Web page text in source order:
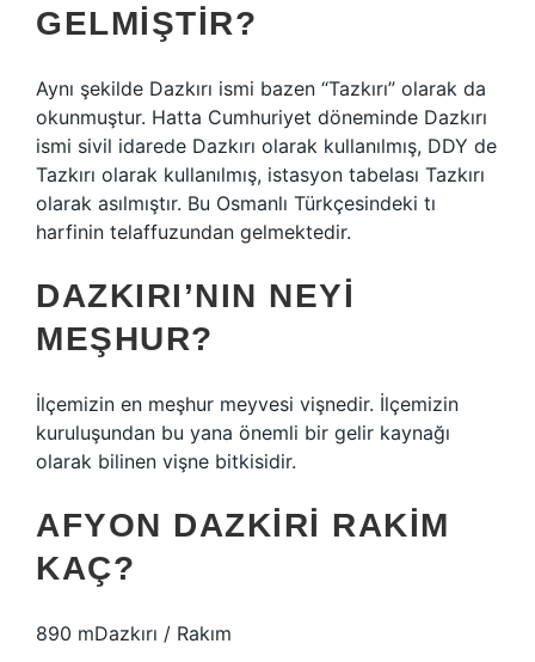
GELMIŞTIR?
Aynı şekilde Dazkırı ismi bazen “Tazkırı” olarak da
okunmuştur. Hatta Cumhuriyet döneminde Dazkırı
ismi sivil idarede Dazkırı olarak kullanılmış, DDY de
Tazkırı olarak kullanılmış, istasyon tabelası Tazkırı
olarak asılmıştır. Bu Osmanlı Türkçesindeki tı
harfinin telaffuzundan gelmektedir.
DAZKIRI’NIN NEYI
MEŞHUR?
İlçemizin en meşhur meyvesi vişnedir. İlçemizin
kuruluşundan bu yana önemli bir gelir kaynağı
olarak bilinen vişne bitkisidir.
AFYON DAZKIRI RAKIM
KAÇ?
890 mDazkırı / Rakım